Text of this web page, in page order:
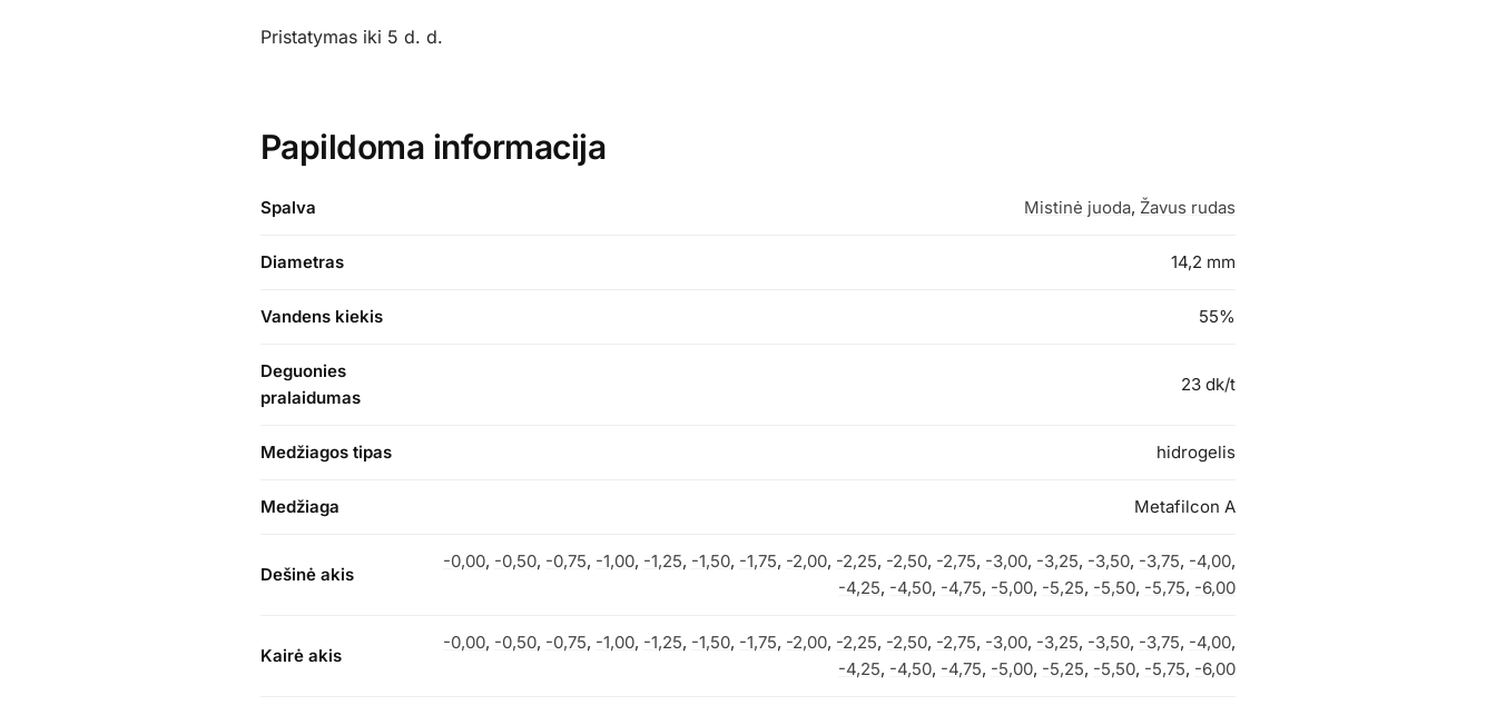
Pristatymas iki 5 d. d.
Papildoma informacija
Spalva Mistinė juoda, Žavus rudas
Diametras 14,2 mm
Vandens kiekis 55%
Deguonies
pralaidumas
23 dk/t
Medžiagos tipas hidrogelis
Medžiaga Metafilcon A
Dešinė akis
-0,00, -0,50, -0,75, -1,00, -1,25, -1,50, -1,75, -2,00, -2,25, -2,50, -2,75, -3,00, -3,25, -3,50, -3,75, -4,00,
-4,25, -4,50, -4,75, -5,00, -5,25, -5,50, -5,75, -6,00
Kairė akis
-0,00, -0,50, -0,75, -1,00, -1,25, -1,50, -1,75, -2,00, -2,25, -2,50, -2,75, -3,00, -3,25, -3,50, -3,75, -4,00,
-4,25, -4,50, -4,75, -5,00, -5,25, -5,50, -5,75, -6,00